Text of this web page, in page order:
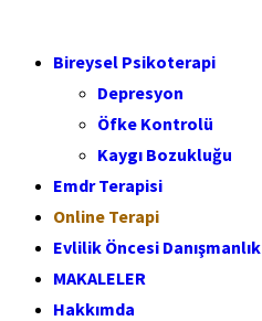
Bireysel Psikoterapi
Depresyon
Öfke Kontrolü
Kaygı Bozukluğu
Emdr Terapisi
Online Terapi
Evlilik Öncesi Danışmanlık
MAKALELER
Hakkımda